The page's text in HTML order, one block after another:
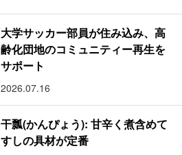
大学サッカー部員が住み込み、高
齢化団地のコミュニティー再生を
サポート
2026.07.16
干瓢(かんぴょう): 甘辛く煮含めて
すしの具材が定番